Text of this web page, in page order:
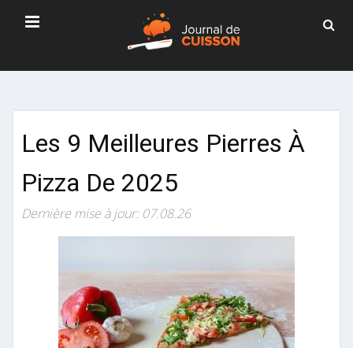
Les 9 Meilleures Pierres À
Pizza De 2025
Dernière mise à jour: 07.08.26